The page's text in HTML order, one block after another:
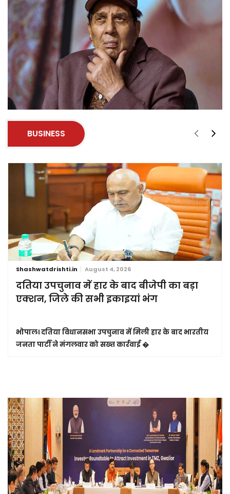
BUSINESS
Shashwatdrishti.in August 4, 2026
दतिया उपचुनाव में हार के बाद बीजेपी का बड़ा
एक्शन, जिले की सभी इकाइयां भंग
भोपाल।दतिया विधानसभा उपचुनाव में मिली हार के बाद भारतीय
जनता पार्टी ने मंगलवार को सख्त कार्रवाई �